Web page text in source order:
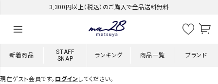
3,300円以上（税込）のご購入で全品送料無料
新着商品
STAFF
SNAP
ランキング 商品一覧 ブランド
現在ゲスト会員です。 ログインしてください。